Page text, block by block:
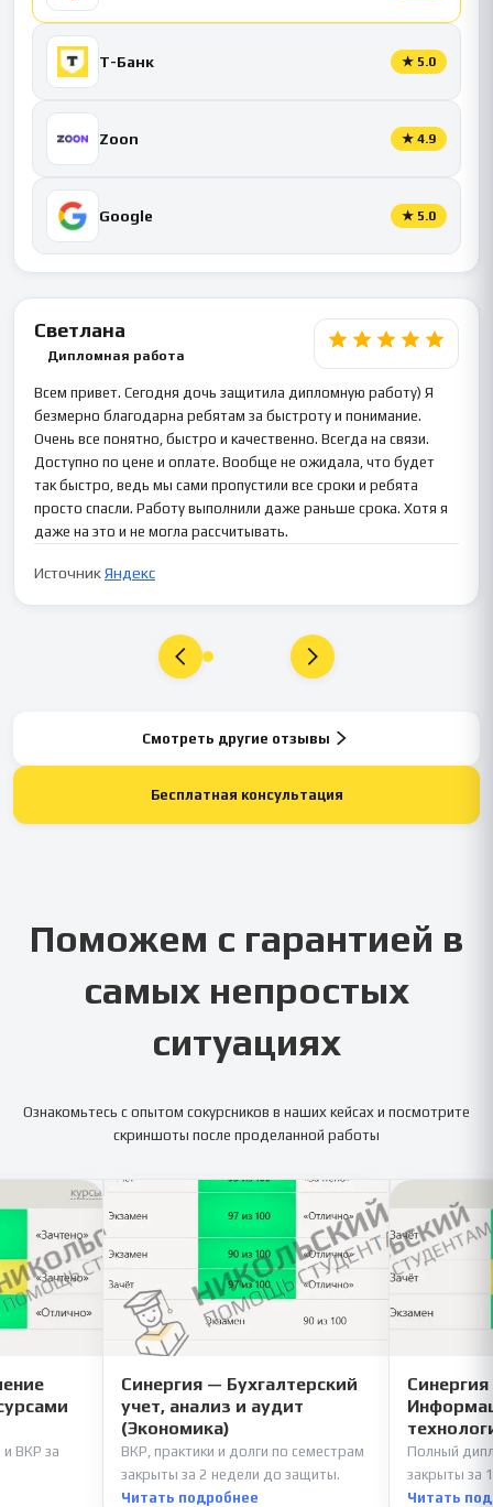
Т-Банк ★ 5.0
Zoon ★ 4.9
Google ★ 5.0
Светлана
Дипломная работа
Всем привет. Сегодня дочь защитила дипломную работу) Я
безмерно благодарна ребятам за быстроту и понимание.
Очень все понятно, быстро и качественно. Всегда на связи.
Доступно по цене и оплате. Вообще не ожидала, что будет
так быстро, ведь мы сами пропустили все сроки и ребята
просто спасли. Работу выполнили даже раньше срока. Хотя я
даже на это и не могла рассчитывать.
ИсточникЯндекс
Смотреть другие отзывы
Бесплатная консультация
Поможем с гарантией в
самых непростых
ситуациях
Ознакомьтесь с опытом сокурсников в наших кейсах и посмотрите
скриншоты после проделанной работы
и ВКР за
Синергия — Бухгалтерский
учет, анализ и аудит
(Экономика)
ВКР, практики и долги по семестрам
закрыты за 2 недели до защиты.
Читать подробнее
Полный
закрыты за
Читать